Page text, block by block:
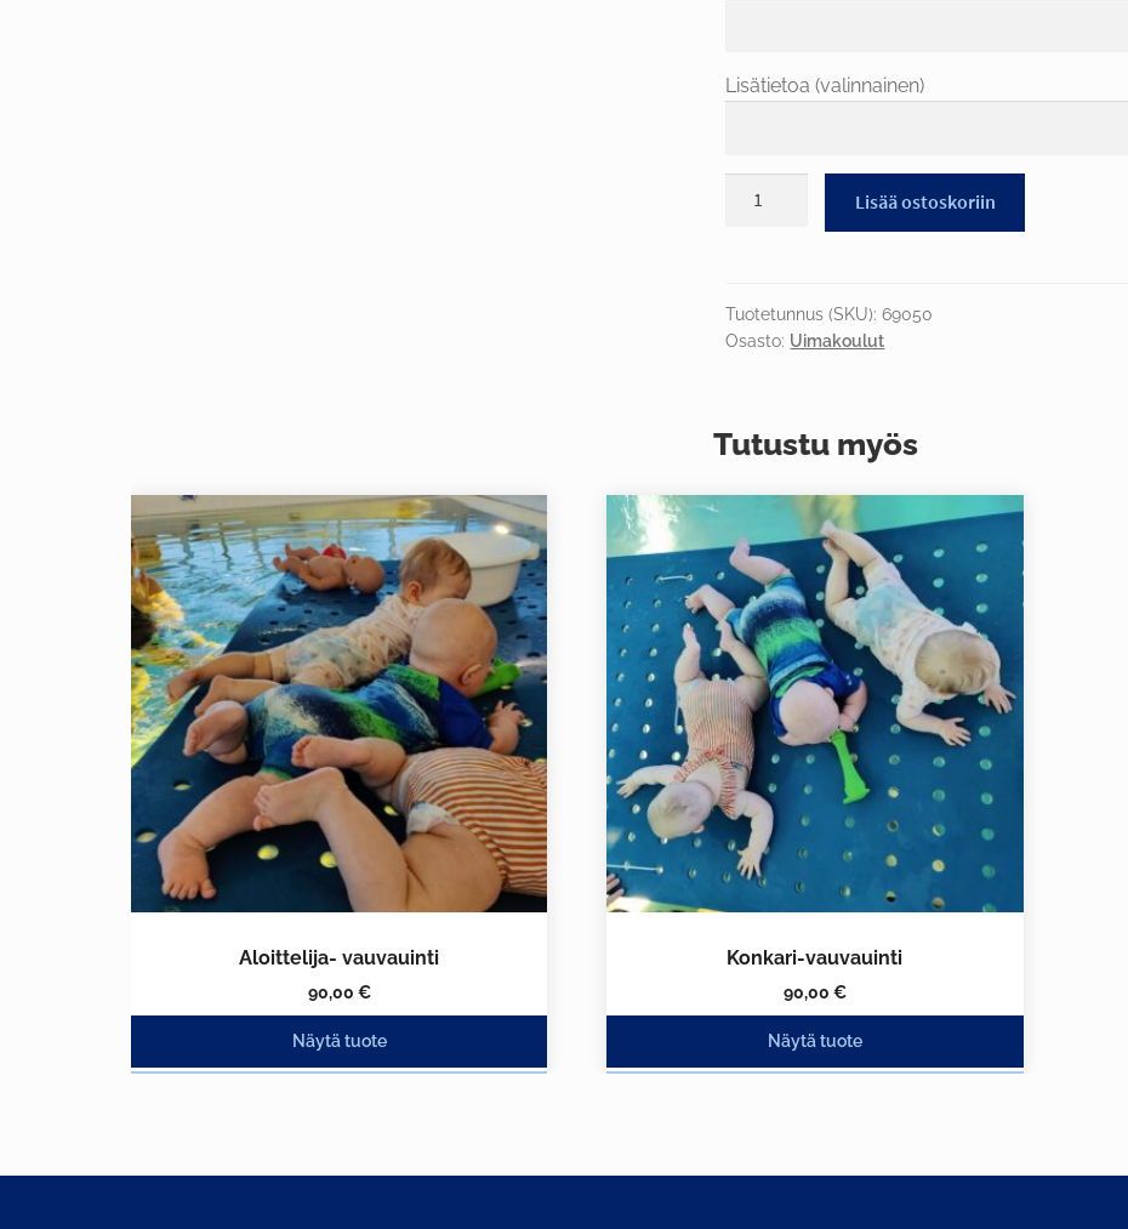
Lisätietoa(valinnainen)
Lisää ostoskoriin
Tuotetunnus (SKU):69050
Osasto: Uimakoulut
Tutustu myös
Aloittelija- vauvauinti
90,00 €
Näytä tuote
tuotteella
on
useampi
muunnelma.
Voit
tehdä
valinnat
tuotteen
sivulla.
Konkari-vauvauinti
90,00 €
Näytä tuote
Tällä
tuotteella
on
useampi
muunnelma.
Voit
tehdä
valinnat
tuotteen
sivulla.